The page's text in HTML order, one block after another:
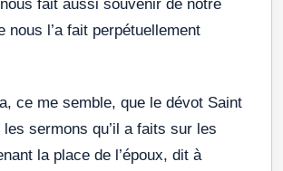
fait aussi souvenir de notre
nous l’a fait perpétuellement
ce me semble, que le dévot Saint
sermons qu’il a faits sur les
la place de l’époux, dit à